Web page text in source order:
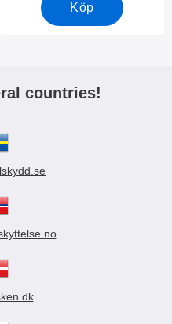
Köp
countries!